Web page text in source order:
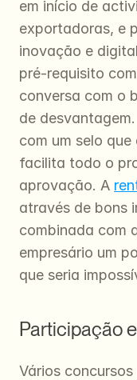
em início de
exportadoras, e
inovação e
pré-requisito
conversa com o
de
com um selo
facilita todo o
aprovação. A
através de bons
combinada com
empresário um
que seria
Participação
Vários